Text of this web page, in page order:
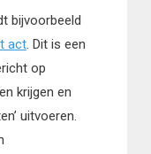
bijvoorbeeld
act. Dit is een
op
krijgen en
uitvoeren.